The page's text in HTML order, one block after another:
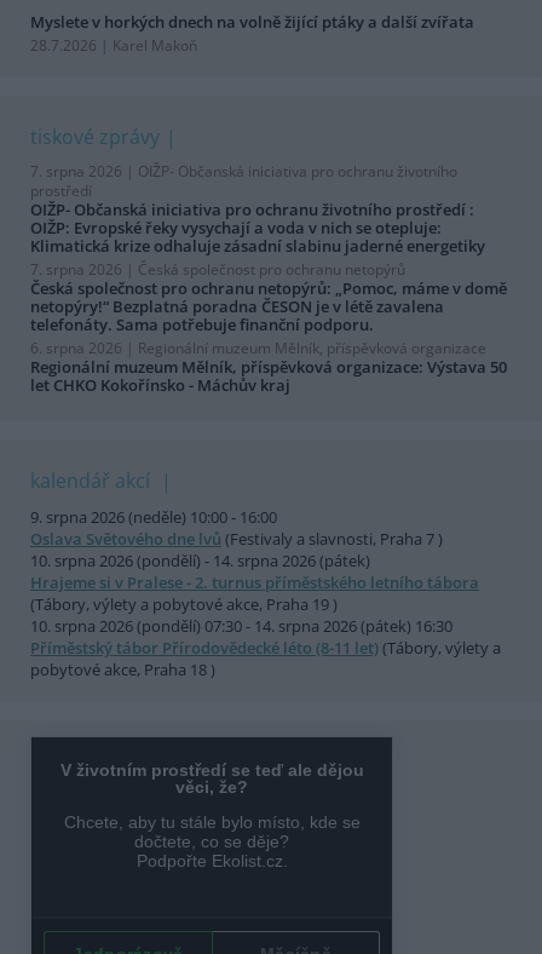
Myslete v horkých dnech na volně žijící ptáky a další zvířata
28.7.2026 | Karel Makoň
tiskové zprávy
7. srpna 2026 | OIŽP- Občanská iniciativa pro ochranu životního
prostředí
OIŽP- Občanská iniciativa pro ochranu životního prostředí :
OIŽP: Evropské řeky vysychají a voda v nich se otepluje:
Klimatická krize odhaluje zásadní slabinu jaderné energetiky
7. srpna 2026 | Česká společnost pro ochranu netopýrů
Česká společnost pro ochranu netopýrů: „Pomoc, máme v domě
netopýry!“ Bezplatná poradna ČESON je v létě zavalena
telefonáty. Sama potřebuje finanční podporu.
6. srpna 2026 | Regionální muzeum Mělník, příspěvková organizace
Regionální muzeum Mělník, příspěvková organizace: Výstava 50
let CHKO Kokořínsko - Máchův kraj
kalendář akcí
9. srpna 2026 (neděle) 10:00 - 16:00
Oslava Světového dne lvů (Festivaly a slavnosti, Praha 7 )
10. srpna 2026 (pondělí) - 14. srpna 2026 (pátek)
Hrajeme si v Pralese - 2. turnus příměstského letního tábora
(Tábory, výlety a pobytové akce, Praha 19 )
10. srpna 2026 (pondělí) 07:30 - 14. srpna 2026 (pátek) 16:30
Příměstský tábor Přírodovědecké léto (8-11 let)(Tábory, výlety a
pobytové akce, Praha 18 )